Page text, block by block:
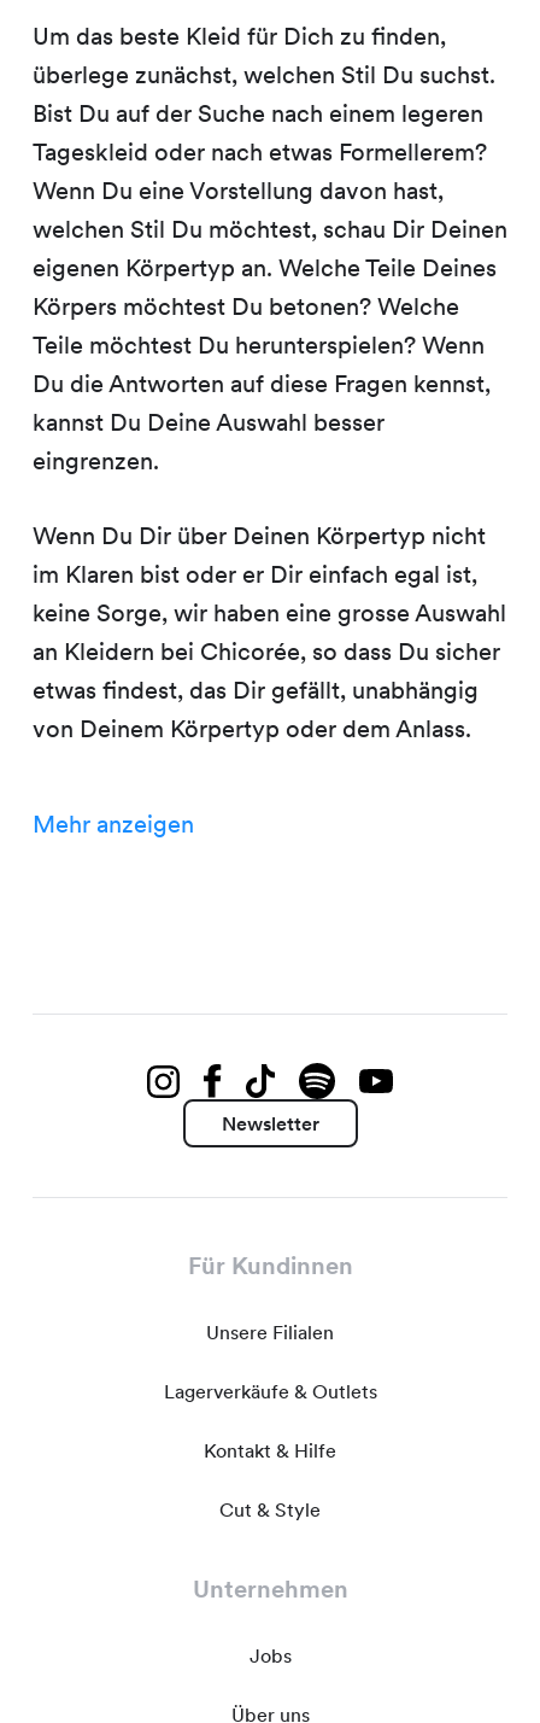
Um das beste Kleid für Dich zu finden,
überlege zunächst, welchen Stil Du suchst.
Bist Du auf der Suche nach einem legeren
Tageskleid oder nach etwas Formellerem?
Wenn Du eine Vorstellung davon hast,
welchen Stil Du möchtest, schau Dir Deinen
eigenen Körpertyp an. Welche Teile Deines
Körpers möchtest Du betonen? Welche
Teile möchtest Du herunterspielen? Wenn
Du die Antworten auf diese Fragen kennst,
kannst Du Deine Auswahl besser
eingrenzen.
Wenn Du Dir über Deinen Körpertyp nicht
im Klaren bist oder er Dir einfach egal ist,
keine Sorge, wir haben eine grosse Auswahl
an Kleidern bei Chicorée, so dass Du sicher
etwas findest, das Dir gefällt, unabhängig
von Deinem Körpertyp oder dem Anlass.
Mehr anzeigen
Newsletter
Für Kundinnen
Unsere Filialen
Lagerverkäufe & Outlets
Kontakt & Hilfe
Cut & Style
Unternehmen
Jobs
Über uns